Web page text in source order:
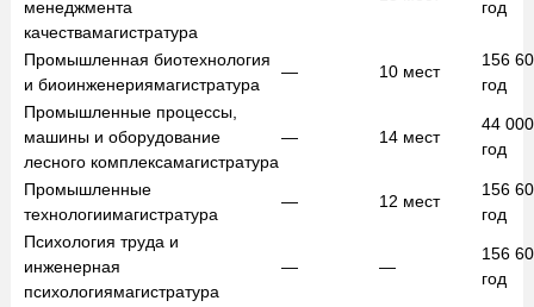
менеджмента
качествамагистратура
год
Промышленная биотехнология
и биоинженериямагистратура
— 10 мест
156
год
Промышленные процессы,
машины и оборудование
лесного комплексамагистратура
— 14 мест
44
год
Промышленные
технологиимагистратура
— 12 мест
156
год
Психология труда и
инженерная
психологиямагистратура
— —
156
год